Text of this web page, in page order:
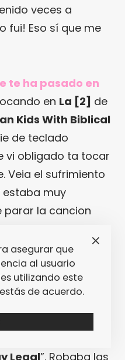
veces a
fui! Eso sí que me
te ha pasado en
en La [2] de
Kids With Biblical
de teclado
vi obligado ta tocar
Veia el sufrimiento
estaba muy
parar la cancion
mayor cada
o libro
y los
precio. Me
Legal”. Robaba las
asegurar que
al usuario
utilizando este
de acuerdo.